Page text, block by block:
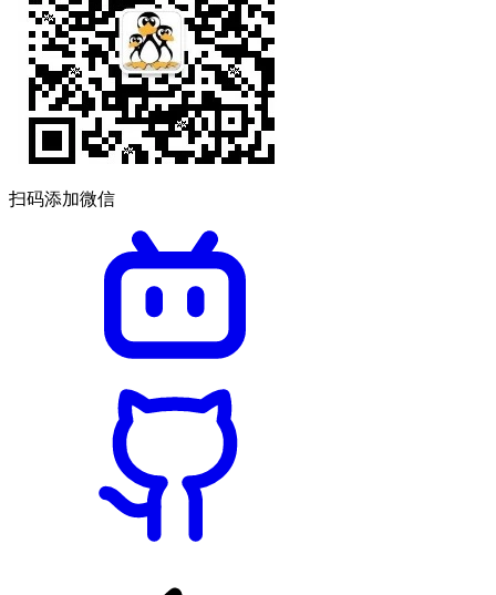
扫码添加微信